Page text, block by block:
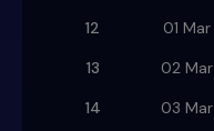
12
01 Mar
13
02 Mar
14
03 Mar